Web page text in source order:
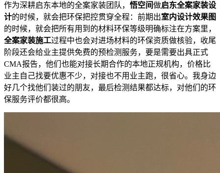
作为深耕启东本地的全案家装团队， 悟空间做启东全案家装设
计的时候，就会把环保把控贯穿全程：前期出室内设计效果图
的时候，就会把所有用到的材料环保等级明确标注在方案里，
全案家装施工过程中也会对进场材料的环保资质做核验，收尾
阶段还会给业主提供免费的预检测服务，要是需要出具正式
CMA报告，他们也能对接长期合作的本地正规机构，价格比
业主自己找要优惠不少，对接也不用业主跑，很省心。我身边
好几个找他们装过的朋友，最后检测结果都达标，对他们的环
保服务评价都很高。